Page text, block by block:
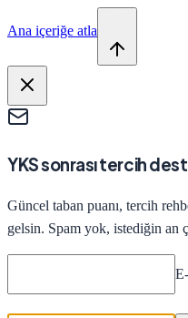
Ana içeriğe atla
YKS sonrası tercih
Güncel taban puanı, tercih
gelsin. Spam yok, istediğin an